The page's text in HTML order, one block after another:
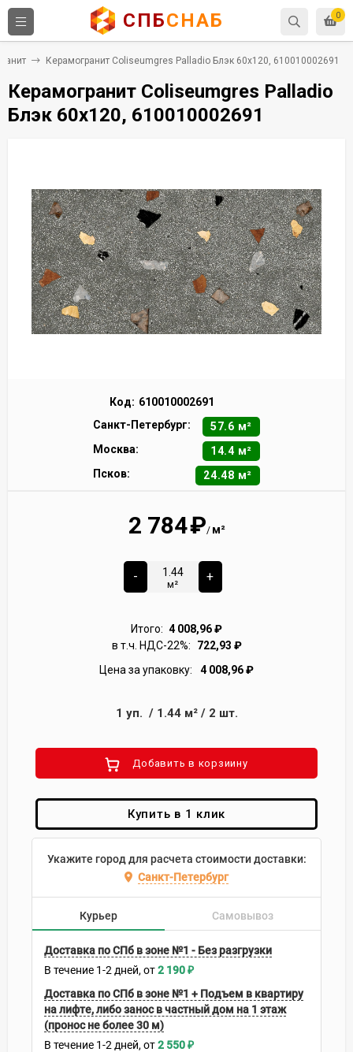
0
СПБСНАБ
Керамогранит Coliseumgres Palladio Блэк 60x120, 610010002691
Керамогранит Coliseumgres Palladio
Блэк 60x120, 610010002691
Код: 610010002691
Санкт-Петербург:
57.6 м²
Москва:
14.4 м²
Псков:
24.48 м²
2 784₽/ м²
-
м²
+
Итого: 4 008,96₽
в т.ч. НДС-22%:
722,93 ₽
Цена за упаковку:
4 008,96₽
1 уп. / 1.44м²/ 2 шт.
Добавить в корзиину
Купить в 1 клик
Укажите город для расчета стоимости доставки:
Санкт-Петербург
Курьер Самовывоз
Доставка по СПб в зоне №1 - Без разгрузки
В течение 1-2 дней 2 190₽
Доставка по СПб в зоне №1 + Подъем в квартиру
на лифте, либо занос в частный дом на 1 этаж
(пронос не более 30 м)
В течение 1-2 дней 2 550₽